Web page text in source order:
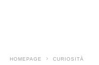
HOMEPAGE CURIOSITÀ